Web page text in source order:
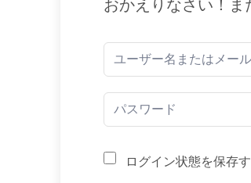
おかえりなさい！ま
ログイン状態を保存